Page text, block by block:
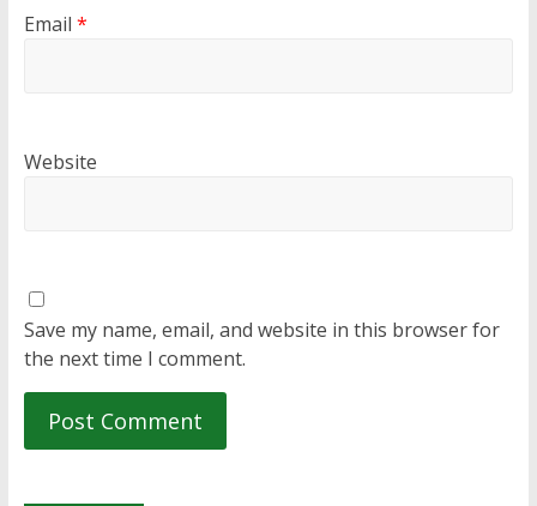
Email *
Website
Save my name, email, and website in this browser for
the next time I comment.